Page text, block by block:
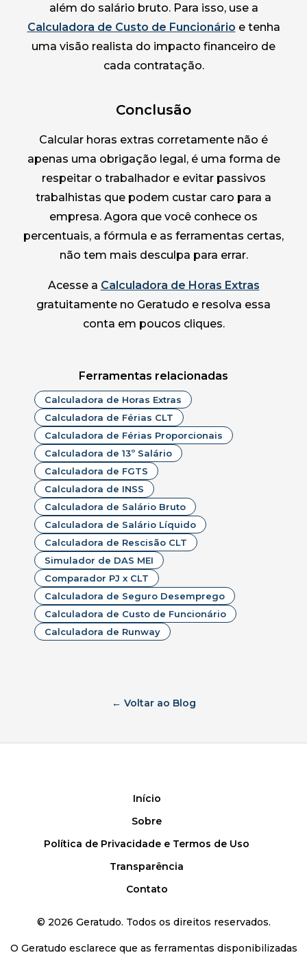
além do salário bruto. Para isso, use a
Calculadora de Custo de Funcionário e tenha
uma visão realista do impacto financeiro de
cada contratação.
Conclusão
Calcular horas extras corretamente não é
apenas uma obrigação legal, é uma forma de
respeitar o trabalhador e evitar passivos
trabalhistas que podem custar caro para a
empresa. Agora que você conhece os
percentuais, a fórmula e as ferramentas certas,
não tem mais desculpa para errar.
Acesse a Calculadora de Horas Extras
gratuitamente no Geratudo e resolva essa
conta em poucos cliques.
Ferramentas relacionadas
Calculadora de Horas Extras
Calculadora de Férias CLT
Calculadora de Férias Proporcionais
Calculadora de 13º Salário
Calculadora de FGTS
Calculadora de INSS
Calculadora de Salário Bruto
Calculadora de Salário Líquido
Calculadora de Rescisão CLT
Simulador de DAS MEI
Comparador PJ x CLT
Calculadora de Seguro Desemprego
Calculadora de Custo de Funcionário
Calculadora de Runway
← Voltar ao Blog
Início
Sobre
Política de Privacidade e Termos de Uso
Transparência
Contato
© 2026 Geratudo. Todos os direitos reservados.
O Geratudo esclarece que as ferramentas disponibilizadas